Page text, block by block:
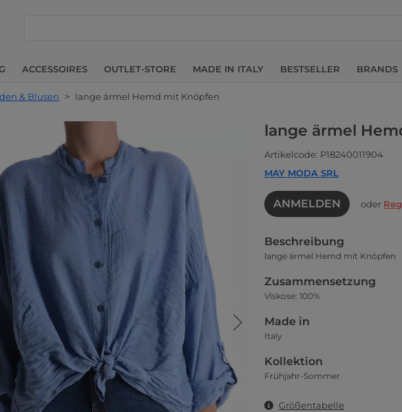
ACCESSOIRES OUTLET-STORE MADE IN ITALY BESTSELLER BRANDS
& Blusen > lange ärmel Hemd mit Knöpfen
lange ärmel
Artikelcode: P18240011904
MAY MODA SRL
ANMELDEN oder
Beschreibung
lange ärmel Hemd mit Knöpfen
Zusammensetzung
Viskose: 100%
Made in
Italy
Kollektion
Frühjahr-Sommer
Größentabelle